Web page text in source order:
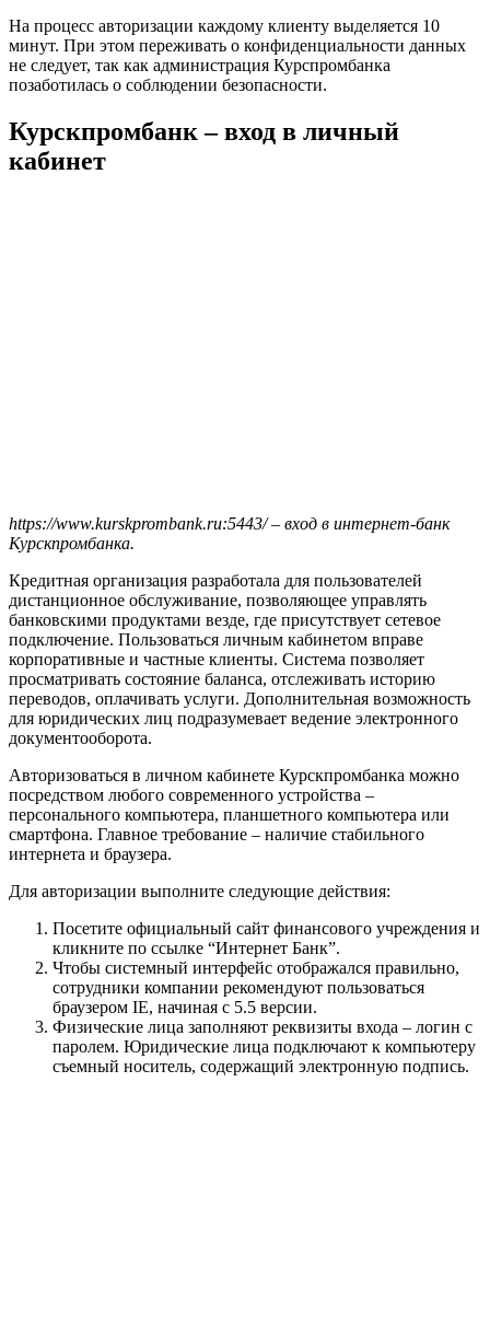
На процесс авторизации каждому клиенту выделяется 10
минут. При этом переживать о конфиденциальности данных
не следует, так как администрация Курспромбанка
позаботилась о соблюдении безопасности.
Курскпромбанк – вход в личный
кабинет
https://www.kurskprombank.ru:5443/ – вход в интернет-банк
Курскпромбанка.
Кредитная организация разработала для пользователей
дистанционное обслуживание, позволяющее управлять
банковскими продуктами везде, где присутствует сетевое
подключение. Пользоваться личным кабинетом вправе
корпоративные и частные клиенты. Система позволяет
просматривать состояние баланса, отслеживать историю
переводов, оплачивать услуги. Дополнительная возможность
для юридических лиц подразумевает ведение электронного
документооборота.
Авторизоваться в личном кабинете Курскпромбанка можно
посредством любого современного устройства –
персонального компьютера, планшетного компьютера или
смартфона. Главное требование – наличие стабильного
интернета и браузера.
Для авторизации выполните следующие действия:
Посетите официальный сайт финансового учреждения и
кликните по ссылке “Интернет Банк”.
Чтобы системный интерфейс отображался правильно,
сотрудники компании рекомендуют пользоваться
браузером IE, начиная с 5.5 версии.
Физические лица заполняют реквизиты входа – логин с
паролем. Юридические лица подключают к компьютеру
съемный носитель, содержащий электронную подпись.